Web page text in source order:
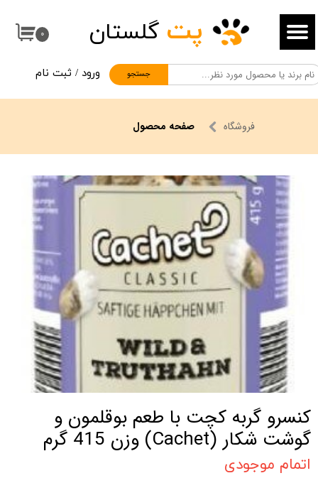
۰
جستجو
پت گلستان
ورود / ثبت نام
حساب کاربری من
تغییر گذر واژه
سفارشات
خروج از حساب کاربری
فروشگاه صفحه محصول
کنسرو گربه کچت با طعم بوقلمون و
گوشت شکار (Cachet) وزن 415 گرم
اتمام موجودی